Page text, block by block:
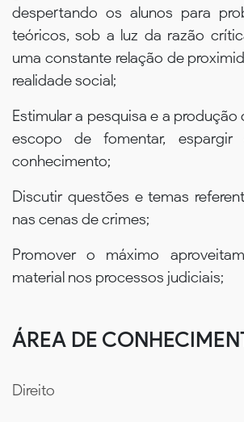
despertando os alunos para
teóricos, sob a luz da razão
uma constante relação de
realidade social;
Estimular a pesquisa e a
escopo de fomentar,
conhecimento;
Discutir questões e temas
nas cenas de crimes;
Promover o máximo
material nos processos judiciais;
ÁREA DE
Direito